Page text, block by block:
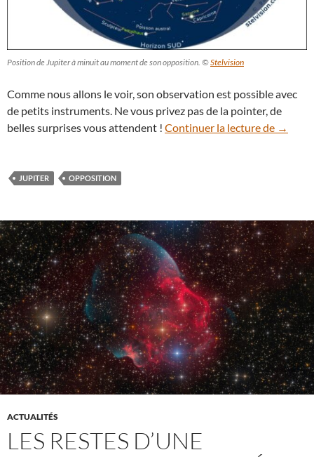
Position de Jupiter à minuit au moment de son opposition. ©Stelvision
Comme nous allons le voir, son observation est possible avec
de petits instruments. Ne vous privez pas de la pointer, de
belles surprises vous attendent ! Continuer la lecture de À ne
→
JUPITER OPPOSITION
ACTUALITÉS
LES RESTES D’UNE